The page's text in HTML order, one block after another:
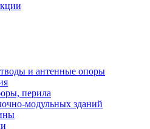
и антенные опоры
перила
модульных зданий